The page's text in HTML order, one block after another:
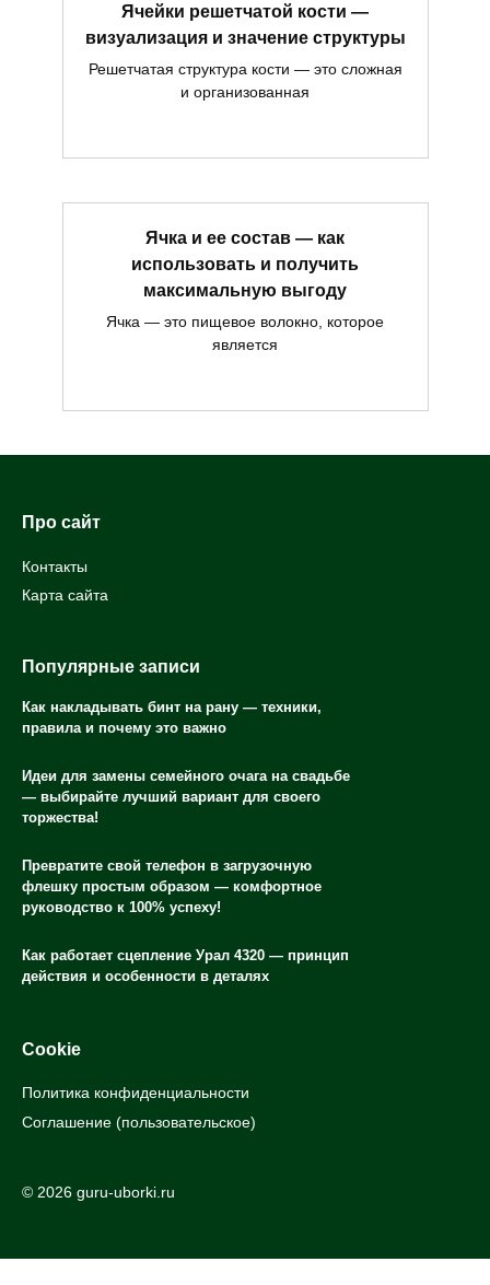
Ячейки решетчатой кости —
визуализация и значение структуры
Решетчатая структура кости — это сложная
и организованная
Ячка и ее состав — как
использовать и получить
максимальную выгоду
Ячка — это пищевое волокно, которое
является
Про сайт
Контакты
Карта сайта
Популярные записи
Как накладывать бинт на рану — техники,
правила и почему это важно
Идеи для замены семейного очага на свадьбе
— выбирайте лучший вариант для своего
торжества!
Превратите свой телефон в загрузочную
флешку простым образом — комфортное
руководство к 100% успеху!
Как работает сцепление Урал 4320 — принцип
действия и особенности в деталях
Cookie
Политика конфиденциальности
Соглашение (пользовательское)
© 2026 guru-uborki.ru